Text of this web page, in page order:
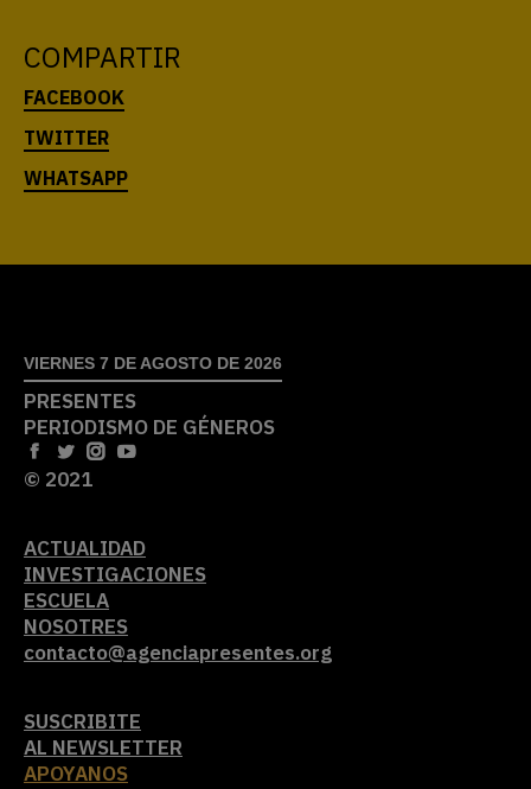
COMPARTIR
VIERNES 7 DE AGOSTO DE 2026
PRESENTES
PERIODISMO DE GÉNEROS
© 2021
ACTUALIDAD
INVESTIGACIONES
ESCUELA
NOSOTRES
contacto@agenciapresentes.org
SUSCRIBITE
AL NEWSLETTER
APOYANOS